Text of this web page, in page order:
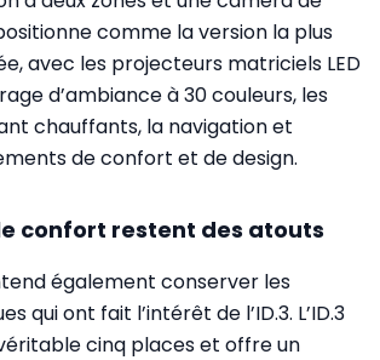
comme la version la plus
avec les projecteurs matriciels LED
d’ambiance à 30 couleurs, les
chauffants, la navigation et
de confort et de design.
confort restent des atouts
également conserver les
qui ont fait l’intérêt de l’ID.3. L’ID.3
cinq places et offre un